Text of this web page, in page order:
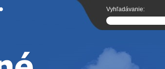
Vyhľadávanie: